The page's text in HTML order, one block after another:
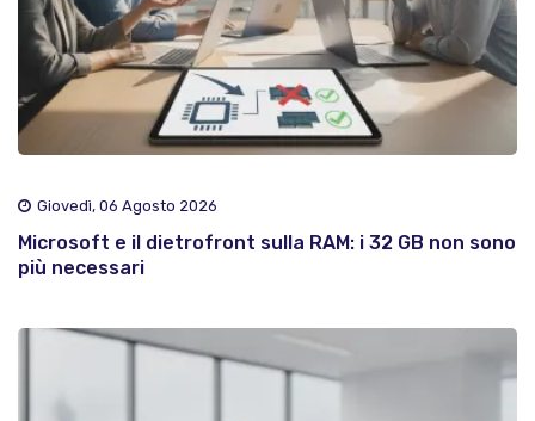
Giovedì, 06 Agosto 2026
Microsoft e il dietrofront sulla RAM: i 32 GB non sono
più necessari